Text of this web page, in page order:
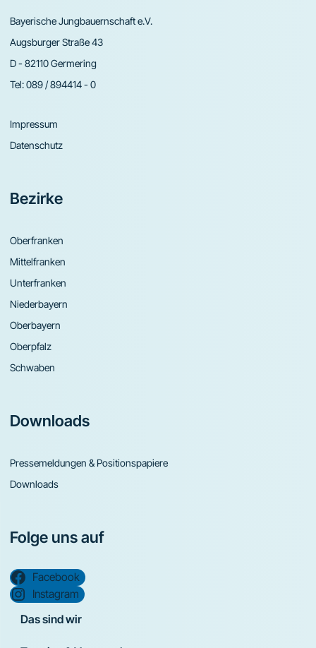
Bayerische Jungbauernschaft e.V.
Augsburger Straße 43
D - 82110 Germering
Tel:089 / 894414 - 0
Impressum
Datenschutz
Bezirke
Oberfranken
Mittelfranken
Unterfranken
Niederbayern
Oberbayern
Oberpfalz
Schwaben
Downloads
Pressemeldungen & Positionspapiere
Downloads
Folge uns auf
Facebook
Instagram
Das sind wir